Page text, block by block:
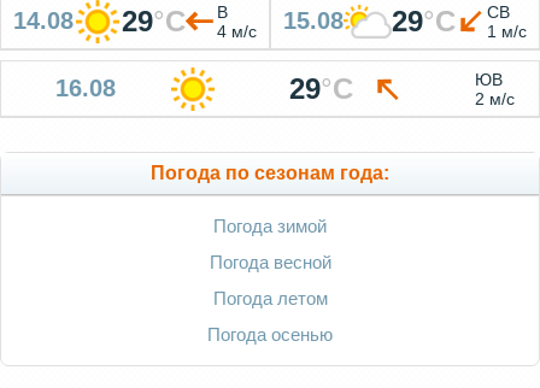
14.08 29°C
В
4 м/с
15.08 29°C
СВ
1 м/с
16.08 29°C
ЮВ
2 м/с
Погода по сезонам года:
Погода зимой
Погода весной
Погода летом
Погода осенью